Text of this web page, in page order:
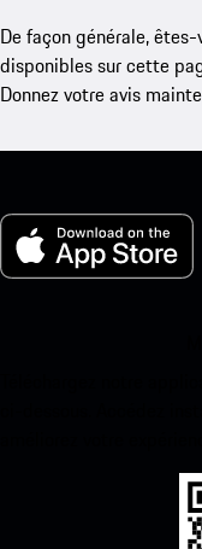
De façon générale,
disponibles sur cette
Donnez votre avis